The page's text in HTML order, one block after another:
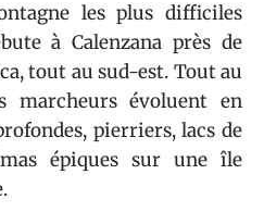
les plus difficiles
à Calenzana près de
tout au sud-est. Tout au
marcheurs évoluent en
pierriers, lacs de
épiques sur une île